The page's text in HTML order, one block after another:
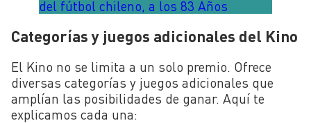
del fútbol chileno, a los 83 Años
Categorías y juegos adicionales del Kino
El Kino no se limita a un solo premio. Ofrece
diversas categorías y juegos adicionales que
amplían las posibilidades de ganar. Aquí te
explicamos cada una: